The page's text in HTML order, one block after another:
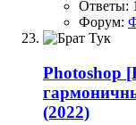
Ответы: 1
Форум:
Photoshop
(2022)